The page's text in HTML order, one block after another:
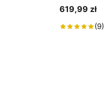
619,99 zł
(9)